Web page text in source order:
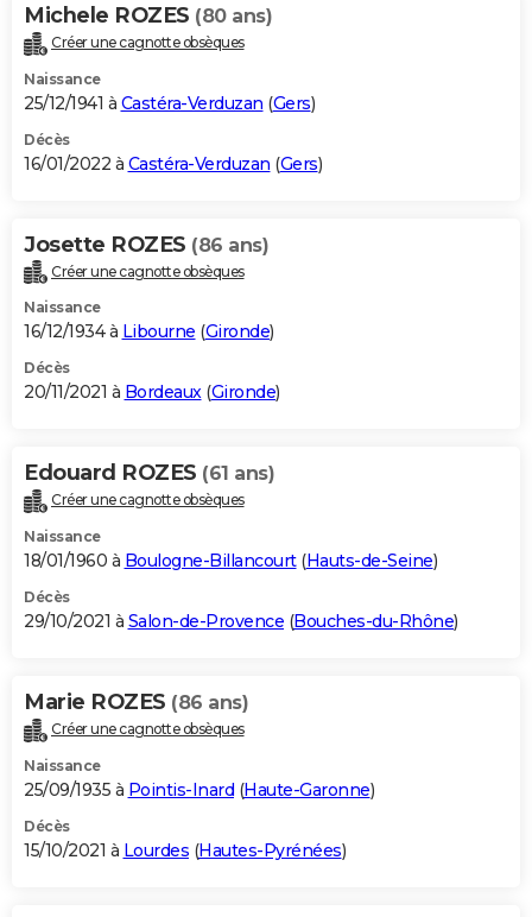
Michele ROZES (80 ans)
Créer une cagnotte obsèques
Naissance
25/12/1941 à Castéra-Verduzan (Gers)
Décès
16/01/2022 à Castéra-Verduzan (Gers)
Josette ROZES (86 ans)
Créer une cagnotte obsèques
Naissance
16/12/1934 à Libourne (Gironde)
Décès
20/11/2021 à Bordeaux(Gironde)
Edouard ROZES (61 ans)
Créer une cagnotte obsèques
Naissance
18/01/1960 à Boulogne-Billancourt(Hauts-de-Seine)
Décès
29/10/2021 à Salon-de-Provence (Bouches-du-Rhône)
Marie ROZES (86 ans)
Créer une cagnotte obsèques
Naissance
25/09/1935 à Pointis-Inard (Haute-Garonne)
Décès
15/10/2021 à Lourdes (Hautes-Pyrénées)